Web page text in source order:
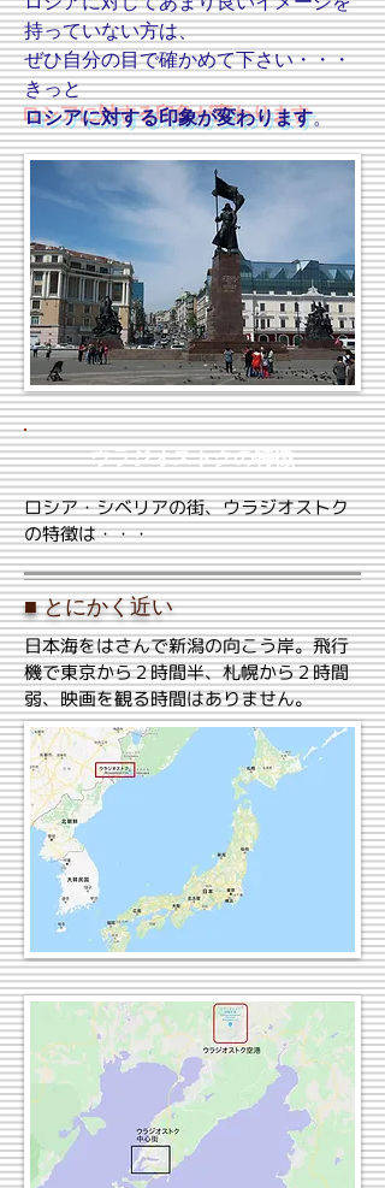
持っていない方は、
ぜひ自分の目で確かめて下さい・・・
きっと
ロシアに対する印象が変わります。
ウラジオストクの特徴
ロシア・シベリアの街、ウラジオストク
の特徴は・・・
■ とにかく近い
日本海をはさんで新潟の向こう岸。飛行
機で東京から２時間半、札幌から２時間
弱、映画を観る時間はありません。